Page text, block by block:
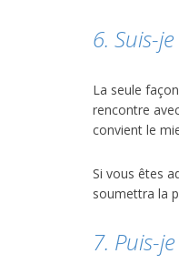
6. Suis-
La seule
rencontre
convient le
Si vous êtes
soumettra la
7. Puis-